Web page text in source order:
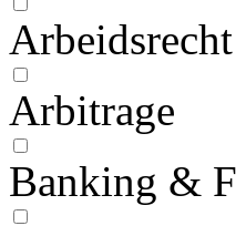
Arbeidsrecht
Arbitrage
Banking &